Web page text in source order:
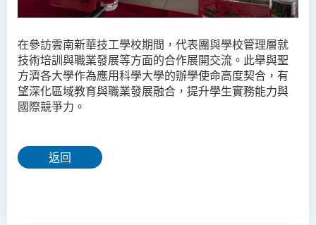
在參訪雲南新華技工學校期間，代表團與學校管理層就
技術培訓與職業發展等方面的合作展開交流。此舉與聖
方濟各大學作為應用科學大學的辦學使命高度契合，有
望深化區域教育與職業發展融合，提升學生實務能力與
國際競爭力。
返回